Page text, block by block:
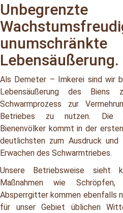
Unbegrenzte
unumschränkte
Lebensäußerung.
Als Demeter – Imkerei sind wir
Lebensäußerung des
Schwarmprozess zur
Betriebes zu nutzen. Die
Bienenvölker kommt in der
deutlichsten zum Ausdruck
Erwachen des Schwarmtriebes.
Unsere Betriebsweise sieht
Maßnahmen wie
Absperrgitter kommen ebenfalls
für unser Gebiet üblichen